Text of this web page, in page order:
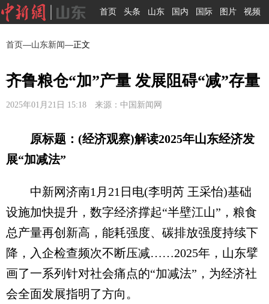
首页 头条 山东 国内 国际 图片 视频
首页—山东新闻—正文
齐鲁粮仓“加”产量 发展阻碍“减”存量
2025年01月21日 15:18 来源：中国新闻网
原标题：(经济观察)解读2025年山东经济发
展“加减法”
中新网济南1月21日电(李明芮 王采怡)基础
设施加快提升，数字经济撑起“半壁江山”，粮食
总产量再创新高，能耗强度、碳排放强度持续下
降，入企检查频次不断压减……2025年，山东擘
画了一系列针对社会痛点的“加减法”，为经济社
会全面发展指明了方向。